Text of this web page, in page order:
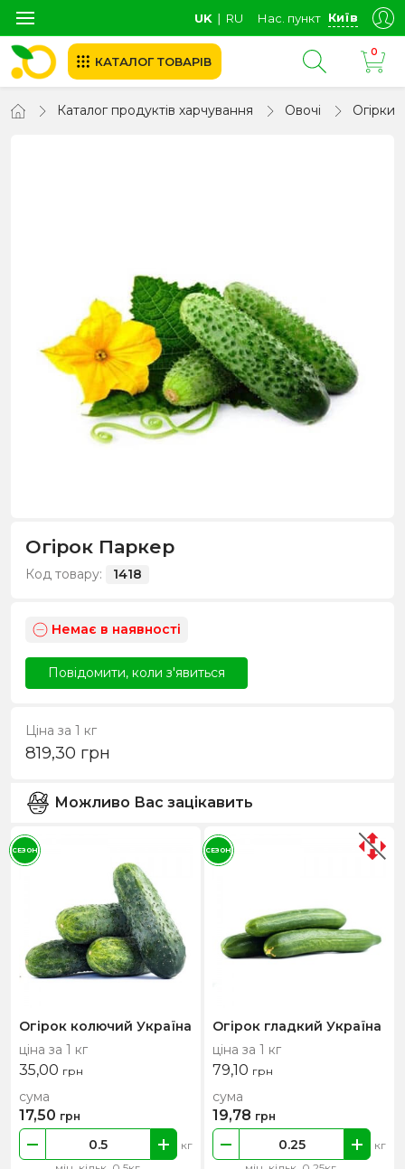
UK ∣ RU Нас. пункт Київ
КАТАЛОГ ТОВАРІВ
0
Каталог продуктів харчування Овочі Огірки
Огірок Паркер
Код товару: 1418
Немає в наявності
Повідомити, коли з'явиться
Ціна за 1 кг
819,30 грн
Можливо Вас зацікавить
Огірок колючий Україна
ціна за 1 кг
35,00 грн
кг
сума
17,50 грн
СЕЗОН
Огірок гладкий Україна
ціна за 1 кг
79,10 грн
кг
сума
19,78 грн
СЕЗОН